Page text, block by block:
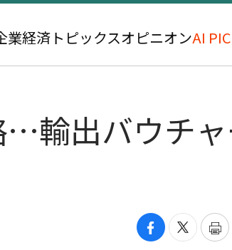
業経済 トピックスオピニオンAI
輸出バウチャ